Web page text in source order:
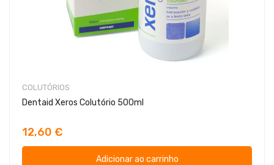
COLUTÓRIOS
Dentaid Xeros Colutório 500ml
12,60 €
Adicionar ao carrinho